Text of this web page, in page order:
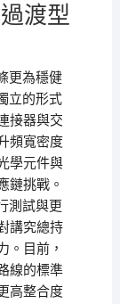
渡型
更為穩健
立的形式
接器與交
頻寬密度
學元件與
鏈挑戰。
測試與更
講究總持
。目前，
線的標準
高整合度